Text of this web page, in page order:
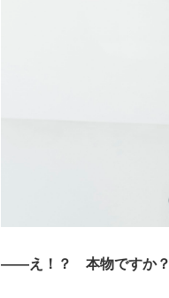
――え！？ 本物ですか？